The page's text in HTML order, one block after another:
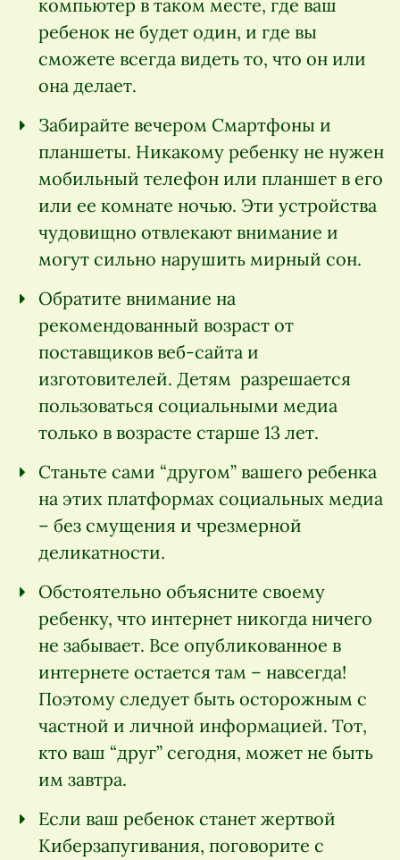
компьютер в таком месте, где ваш
ребенок не будет один, и где вы
сможете всегда видеть то, что он или
она делает.
Забирайте вечером Смартфоны и
планшеты. Никакому ребенку не нужен
мобильный телефон или планшет в его
или ее комнате ночью. Эти устройства
чудовищно отвлекают внимание и
могут сильно нарушить мирный сон.
Обратите внимание на
рекомендованный возраст от
поставщиков веб-сайта и
изготовителей. Детям разрешается
пользоваться социальными медиа
только в возрасте старше 13 лет.
Станьте сами “другом” вашего ребенка
на этих платформах социальных медиа
– без смущения и чрезмерной
деликатности.
Обстоятельно объясните своему
ребенку, что интернет никогда ничего
не забывает. Все опубликованное в
интернете остается там – навсегда!
Поэтому следует быть осторожным с
частной и личной информацией. Тот,
кто ваш “друг” сегодня, может не быть
им завтра.
Если ваш ребенок станет жертвой
Киберзапугивания, поговорите с